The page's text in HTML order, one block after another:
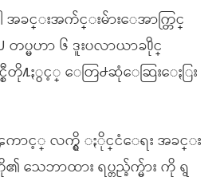
ခင္းအက်င္းမ်ားေအာက္တြင္
ပ္မဟာ ၆ ဒူးပလာယာခ႐ိုင္
တို႔ႏွင့္ ေတြ႕ဆုံေဆြးေႏြး
ကာင့္ လက္ရွိ ႏိုင္ငံေရး အခင္း
သေဘာထား ရပ္တည္ခ်က္မ်ား ကို ရွ